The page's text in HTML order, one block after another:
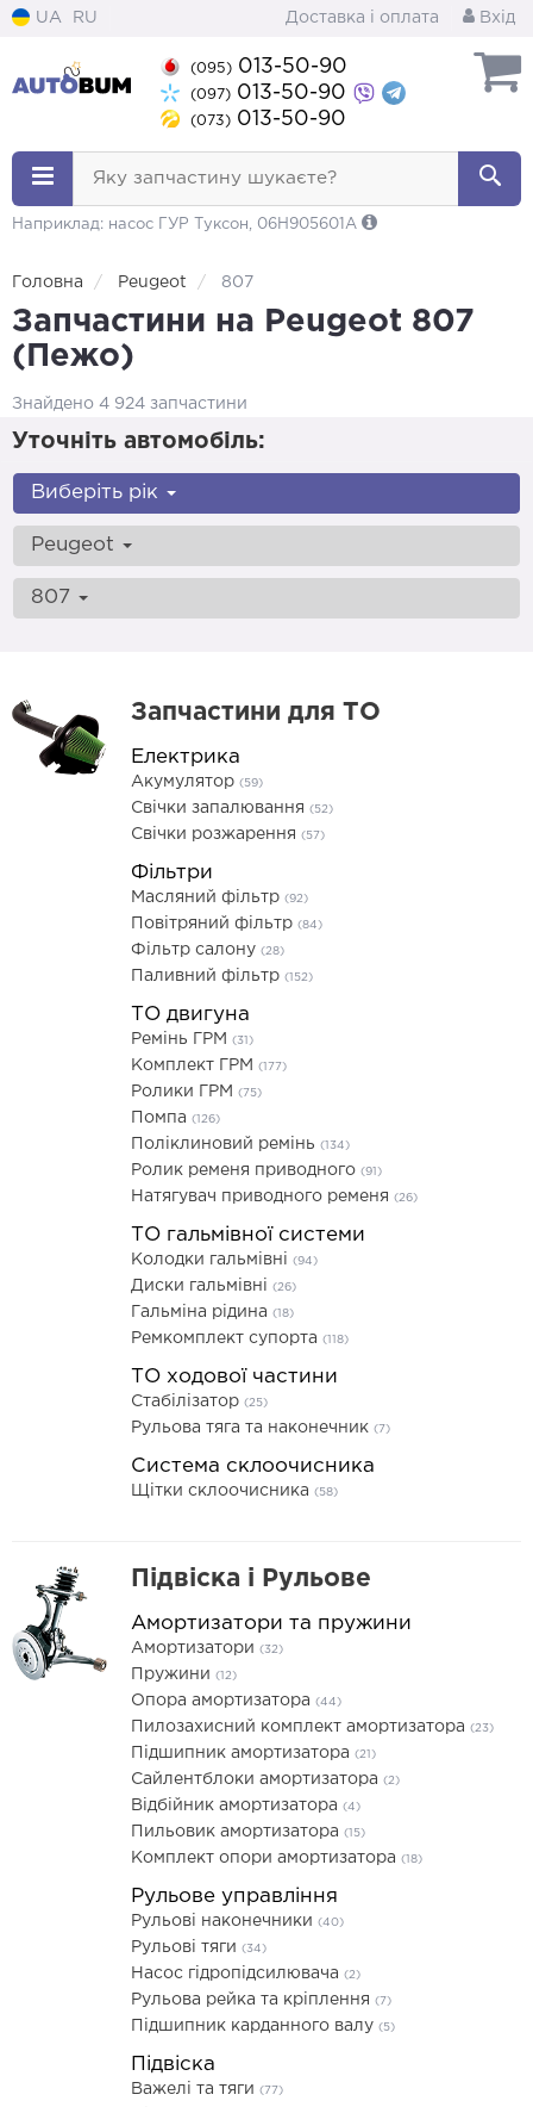
UA RU Доставка і оплата Вхід
(095) 013-50-90
(097) 013-50-90
(073) 013-50-90
Яку запчастину шукаєте?
Наприклад: насос ГУР Туксон, 06H905601A
Головна Peugeot 807
Запчастини на Peugeot 807
(Пежо)
Знайдено 4 924 запчастини
Уточніть автомобіль:
Виберіть рік
Peugeot
807
Запчастини для ТО
Електрика
Акумулятор (59)
Свічки запалювання (52)
Свічки розжарення (57)
Фільтри
Масляний фільтр (92)
Повітряний фільтр (84)
Фільтр салону (28)
Паливний фільтр (152)
ТО двигуна
Ремінь ГРМ (31)
Комплект ГРМ (177)
Ролики ГРМ (75)
Помпа (126)
Поліклиновий ремінь (134)
Ролик ременя приводного (91)
Натягувач приводного ременя (26)
ТО гальмівної системи
Колодки гальмівні (94)
Диски гальмівні (26)
Гальміна рідина (18)
Ремкомплект супорта (118)
ТО ходової частини
Стабілізатор (25)
Рульова тяга та наконечник (7)
Система склоочисника
Щітки склоочисника (58)
Підвіска і Рульове
Амортизатори та пружини
Амортизатори (32)
Пружини (12)
Опора амортизатора (44)
Пилозахисний комплект амортизатора (23)
Підшипник амортизатора (21)
Сайлентблоки амортизатора (2)
Відбійник амортизатора (4)
Пильовик амортизатора (15)
Комплект опори амортизатора (18)
Рульове управління
Рульові наконечники (40)
Рульові тяги (34)
Насос гідропідсилювача (2)
Рульова рейка та кріплення (7)
Підшипник карданного валу (5)
Підвіска
Важелі та тяги (77)